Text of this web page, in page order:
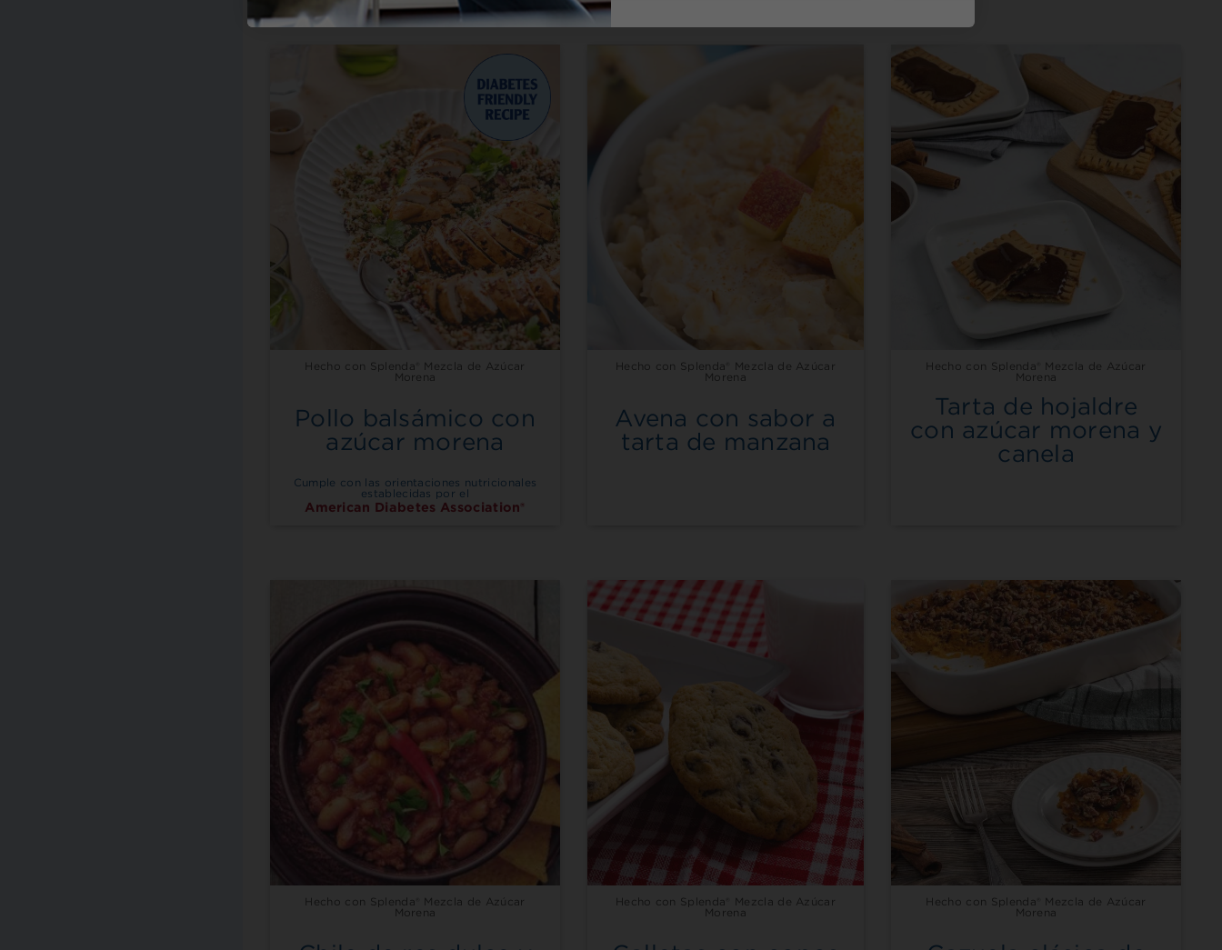
Hecho con Splenda® Mezcla de Azúcar
Morena
Pollo balsámico con
azúcar morena
Cumple con las orientaciones nutricionales
establecidas por el
American Diabetes Association®
Hecho con Splenda® Mezcla de Azúcar
Morena
Avena con sabor a
tarta de manzana
Hecho con Splenda® Mezcla de Azúcar
Morena
Tarta de hojaldre
con azúcar morena y
canela
Hecho con Splenda® Mezcla de Azúcar
Morena
Hecho con Splenda® Mezcla de Azúcar
Morena
Hecho con Splenda® Mezcla de Azúcar
Morena